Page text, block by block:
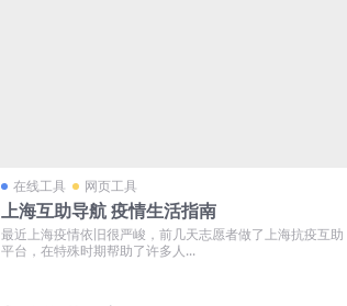
在线工具 网页工具
上海互助导航 疫情生活指南
最近上海疫情依旧很严峻，前几天志愿者做了上海抗疫互助
平台，在特殊时期帮助了许多人...